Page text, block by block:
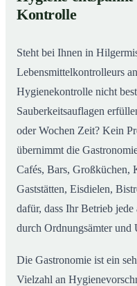
02
die man sieht
Kontrolle
Steht bei Ihnen in
Lebensmittelkontrolleurs
Hygienekontrolle nicht
Sauberkeitsauflagen
oder Wochen Zeit? Kein
übernimmt die
Cafés, Bars, Großküchen,
Gaststätten, Eisdielen,
dafür, dass Ihr Betrieb
durch Ordnungsämter und
Die Gastronomie ist ein
Vielzahl an